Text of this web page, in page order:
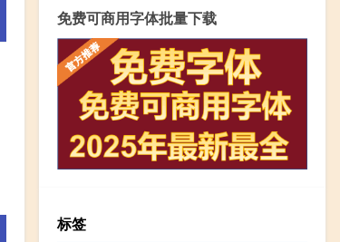
免费可商用字体批量下载
标签